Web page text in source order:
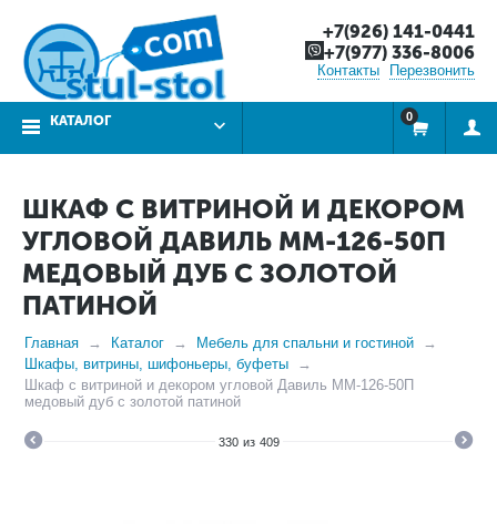
+7(926) 141-0441
+7(977) 336-8006
Контакты Перезвонить
КАТАЛОГ 0
ШКАФ С ВИТРИНОЙ И ДЕКОРОМ
УГЛОВОЙ ДАВИЛЬ ММ-126-50П
МЕДОВЫЙ ДУБ С ЗОЛОТОЙ
ПАТИНОЙ
Главная Каталог
Мебель для спальни и гостиной
Шкафы, витрины, шифоньеры, буфеты
Шкаф с витриной и декором угловой Давиль ММ-126-50П
медовый дуб с золотой патиной
330 из 409